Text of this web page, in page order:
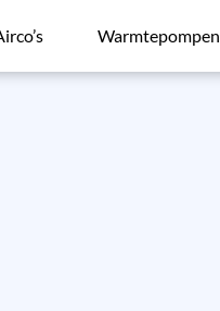
Warmtepompen